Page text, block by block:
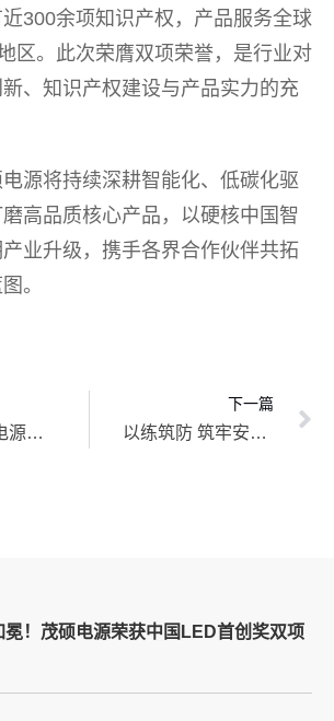
300余项知识产权，产品服务全球
区。此次荣膺双项荣誉，是行业对
、知识产权建设与产品实力的充
源将持续深耕智能化、低碳化驱
高品质核心产品，以硬核中国智
业升级，携手各界合作伙伴共拓
。
喜报！茂硕电源S7系列荣获2026阿拉丁神灯奖·全国最佳照明产品奖
下一篇
以练筑防 筑牢安全防线——茂硕电源开展2026年上半年火灾应急疏散演练
！茂硕电源荣获中国LED首创奖双项